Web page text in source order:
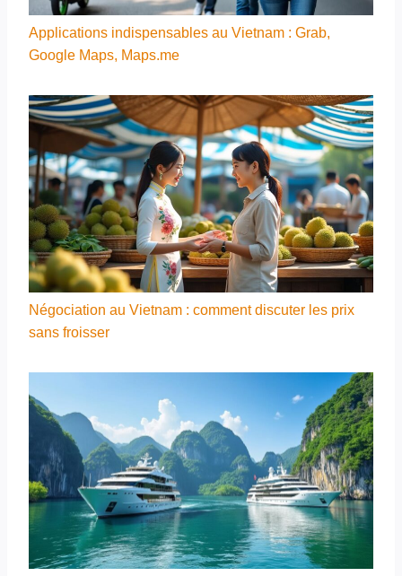
Applications indispensables au Vietnam : Grab,
Google Maps, Maps.me
Négociation au Vietnam : comment discuter les prix
sans froisser